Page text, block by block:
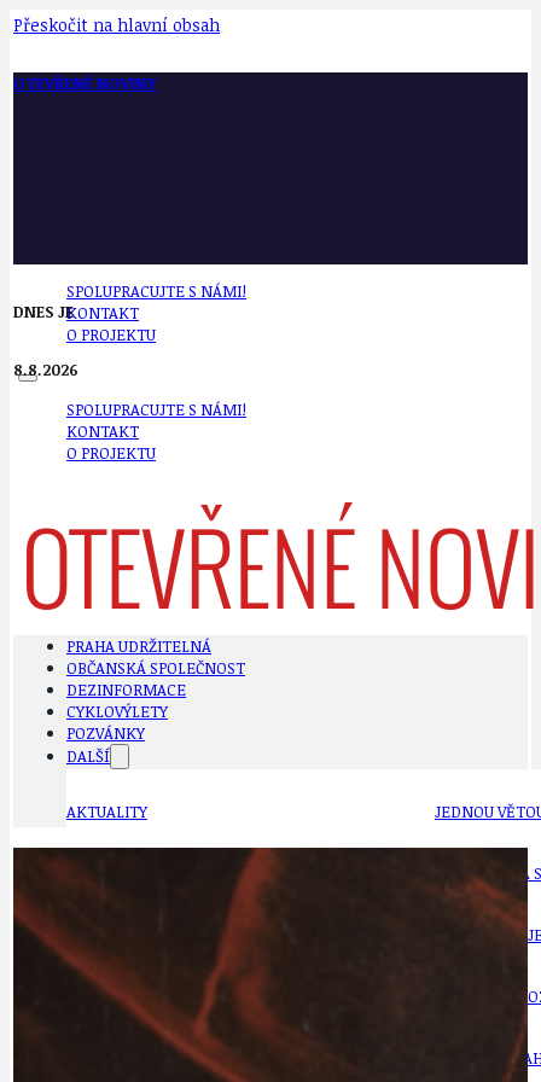
Přeskočit na hlavní obsah
OTEVŘENÉ NOVINY
SPOLUPRACUJTE S NÁMI!
KONTAKT
O PROJEKTU
SPOLUPRACUJTE S NÁMI!
KONTAKT
O PROJEKTU
DNES JE
8.8.2026
PRAHA UDRŽITELNÁ
OBČANSKÁ SPOLEČNOST
DEZINFORMACE
CYKLOVÝLETY
POZVÁNKY
DALŠÍ
AKTUALITY
BÁSNĚ. FEJETONY. SATIRA
DATA A VÝROČÍ
DEZINFORMACE
JEDNOU
KLÁNOVICKÁ
KRUHOVÝ
KULTURNÍ
NÁDRAŽÍ